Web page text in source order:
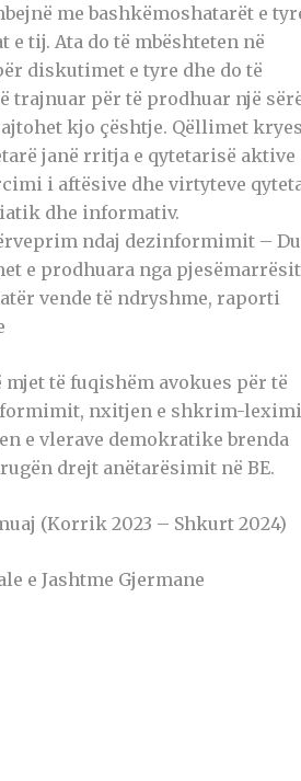
me bashkëmoshatarët e
tij. Ata do të mbështeten në
diskutimet e tyre dhe do të
trajnuar për të prodhuar një
kjo çështje. Qëllimet
janë rritja e qytetarisë aktive
i aftësive dhe virtyteve
dhe informativ.
ndaj dezinformimit –
e prodhuara nga
vende të ndryshme, raporti
mjet të fuqishëm avokues për të
nxitjen e shkrim-
e vlerave demokratike brenda
drejt anëtarësimit në BE.
(Korrik 2023 – Shkurt 2024)
e Jashtme Gjermane